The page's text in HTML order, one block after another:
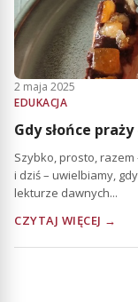
2 maja 2025
EDUKACJA
Gdy słońce
Szybko, prosto,
i dziś – uwielbiamy,
lekturze dawnych...
CZYTAJ WIĘCEJ →